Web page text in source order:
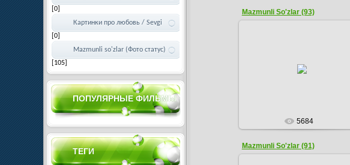
Mazmunli So'zlar (93)
5684
Mazmunli So'zlar (91)
[0]
Картинки про любовь / Sevgi
[0]
Mazmunli so'zlar (Фото статус)
[105]
ПОПУЛЯРНЫЕ ФИЛЬМЫ
ТЕГИ